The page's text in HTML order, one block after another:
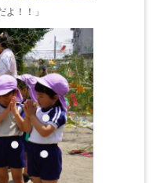
よ！！」